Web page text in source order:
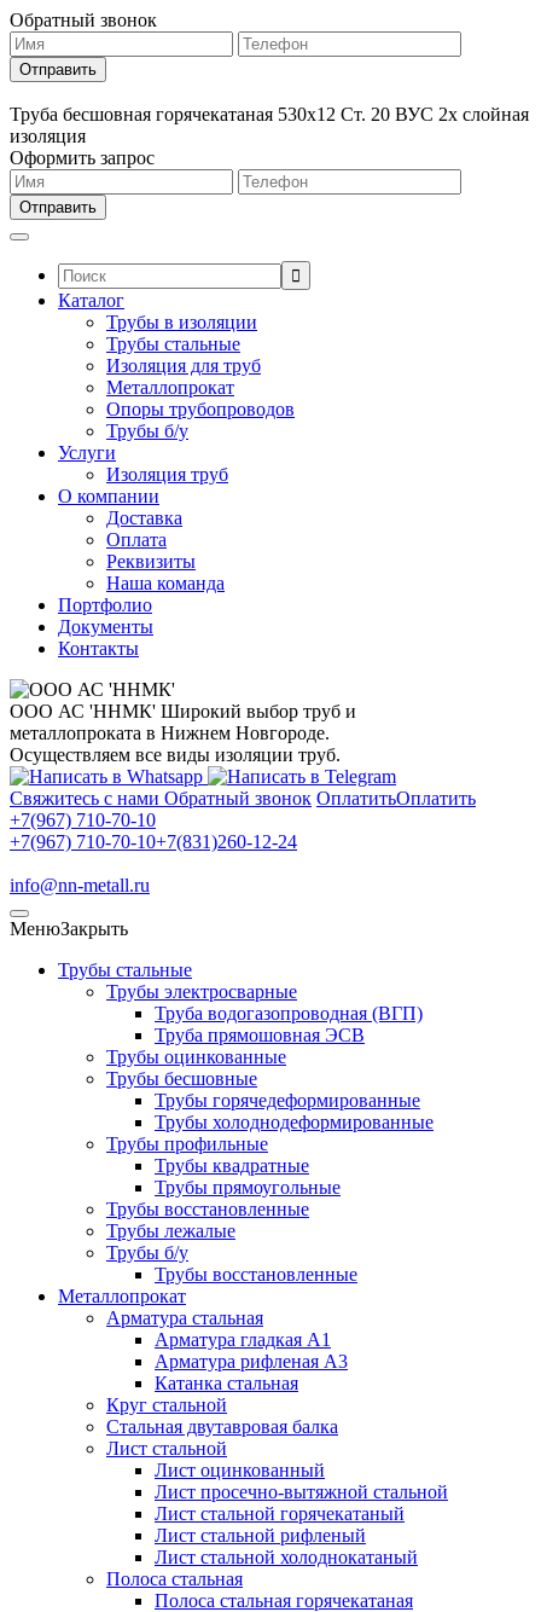
Обратный звонок
Труба бесшовная горячекатаная 530х12 Ст. 20 ВУС 2х слойная
изоляция
Оформить запрос
Поиск:
Каталог
Трубы в изоляции
Трубы стальные
Изоляция для труб
Металлопрокат
Опоры трубопроводов
Трубы б/у
Услуги
Изоляция труб
О компании
Доставка
Оплата
Реквизиты
Наша команда
Портфолио
Документы
Контакты
ООО АС 'ННМК' Широкий выбор труб и
металлопроката в Нижнем Новгороде.
Осуществляем все виды изоляции труб.
Свяжитесь с нами Обратный звонок ОплатитьОплатить
+7(967) 710-70-10
+7(967) 710-70-10+7(831)260-12-24
info@nn-metall.ru
МенюЗакрыть
Трубы стальные
Трубы электросварные
Труба водогазопроводная (ВГП)
Труба прямошовная ЭСВ
Трубы оцинкованные
Трубы бесшовные
Трубы горячедеформированные
Трубы холоднодеформированные
Трубы профильные
Трубы квадратные
Трубы прямоугольные
Трубы восстановленные
Трубы лежалые
Трубы б/у
Трубы восстановленные
Металлопрокат
Арматура стальная
Арматура гладкая А1
Арматура рифленая А3
Катанка стальная
Круг стальной
Стальная двутавровая балка
Лист стальной
Лист оцинкованный
Лист просечно-вытяжной стальной
Лист стальной горячекатаный
Лист стальной рифленый
Лист стальной холоднокатаный
Полоса стальная
Полоса стальная горячекатаная